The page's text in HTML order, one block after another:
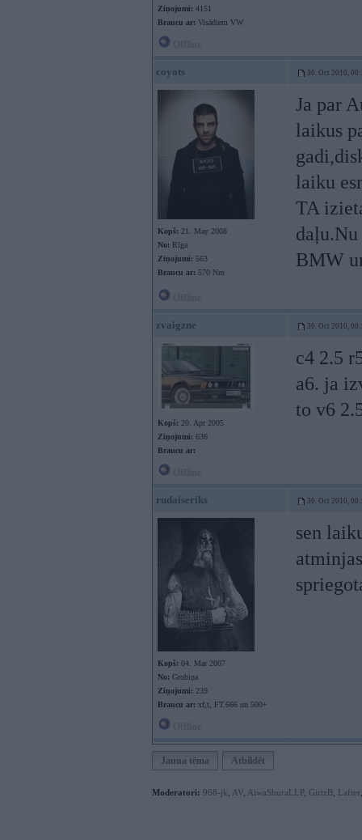
Ziņojumi: 4151
Braucu ar: Visādiem VW
coyots 30. Oct 2010,
Kopš: 21. May 2008
No: Rīga
Ziņojumi: 563
Braucu ar: 570 Nm
Ja par
laikus
laiku
TA
BMW
zvaigzne 30. Oct 2010,
Kopš: 20. Apr 2005
Ziņojumi: 636
Braucu ar:
c4 2.5
a6. ja
to v6
rudaiseriks 30. Oct 2010,
Kopš: 04. Mar 2007
No: Grobiņa
Ziņojumi: 239
Braucu ar: xf,t, FT.666 un 500+
sen
Jauna tēma Atbildēt
Moderatori: 968-jk AV AiwaShuraLLP, GirtzB Lafter